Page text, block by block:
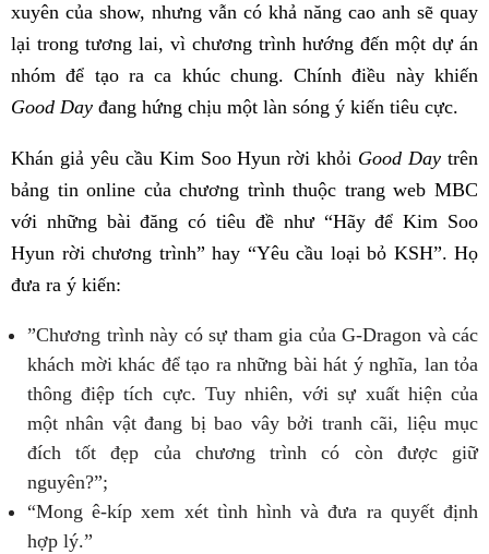
xuyên của show, nhưng vẫn có khả năng cao anh sẽ quay
lại trong tương lai, vì chương trình hướng đến một dự án
nhóm để tạo ra ca khúc chung. Chính điều này khiến
Good Day đang hứng chịu một làn sóng ý kiến tiêu cực.
Khán giả yêu cầu Kim Soo Hyun rời khỏi Good Day trên
bảng tin online của chương trình thuộc trang web MBC
với những bài đăng có tiêu đề như “Hãy để Kim Soo
Hyun rời chương trình” hay “Yêu cầu loại bỏ KSH”. Họ
đưa ra ý kiến:
”Chương trình này có sự tham gia của G-Dragon và các
khách mời khác để tạo ra những bài hát ý nghĩa, lan tỏa
thông điệp tích cực. Tuy nhiên, với sự xuất hiện của
một nhân vật đang bị bao vây bởi tranh cãi, liệu mục
đích tốt đẹp của chương trình có còn được giữ
nguyên?”;
“Mong ê-kíp xem xét tình hình và đưa ra quyết định
hợp lý.”